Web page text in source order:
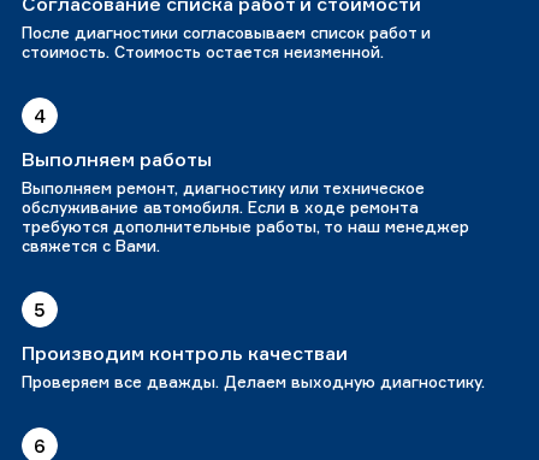
После диагностики согласовываем список работ и
стоимость. Стоимость остается неизменной.
4
Выполняем работы
Выполняем ремонт, диагностику или техническое
обслуживание автомобиля. Если в ходе ремонта
требуются дополнительные работы, то наш менеджер
свяжется с Вами.
5
Производим контроль качестваи
Проверяем все дважды. Делаем выходную диагностику.
6